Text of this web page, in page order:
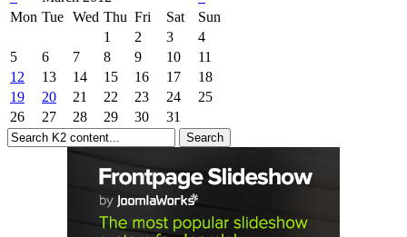
Mon Tue Wed Thu Fri Sat
Sun
1
2 3
4
5
6 7 8 9 10
11
12
13 14 15 16 17
18
19
20 21 22 23 24
25
26
27 28 29 30 31